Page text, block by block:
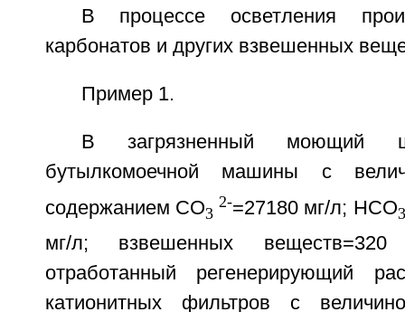
В процессе осветления
карбонатов и других взвешенных
Пример 1.
В загрязненный моющий
бутылкомоечной машины с
содержанием СО3
2-=27180 мг/л; НСО3
мг/л; взвешенных
отработанный регенерирующий
катионитных фильтров с